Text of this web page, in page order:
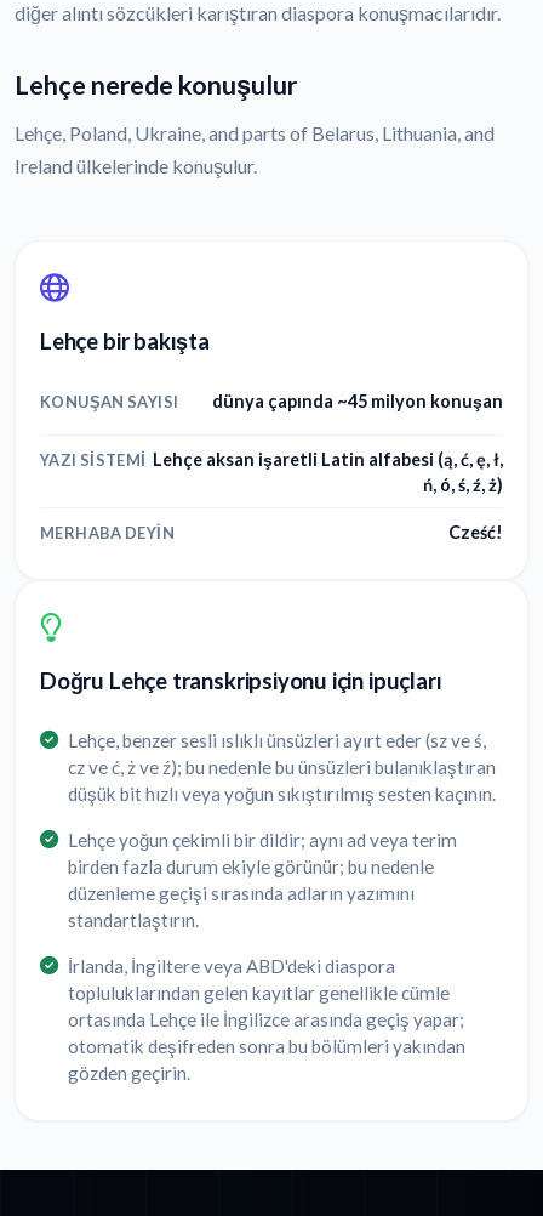
diğer alıntı sözcükleri karıştıran diaspora konuşmacılarıdır.
Lehçe nerede konuşulur
Lehçe, Poland, Ukraine, and parts of Belarus, Lithuania, and
Ireland ülkelerinde konuşulur.
Lehçe bir bakışta
KONUŞAN SAYISI dünya çapında ~45 milyon konuşan
YAZI SISTEMI Lehçe aksan işaretli Latin alfabesi (ą, ć, ę, ł,
ń, ó, ś, ź, ż)
MERHABA DEYIN Cześć!
Doğru Lehçe transkripsiyonu için ipuçları
Lehçe, benzer sesli ıslıklı ünsüzleri ayırt eder (sz ve ś,
cz ve ć, ż ve ź); bu nedenle bu ünsüzleri bulanıklaştıran
düşük bit hızlı veya yoğun sıkıştırılmış sesten kaçının.
Lehçe yoğun çekimli bir dildir; aynı ad veya terim
birden fazla durum ekiyle görünür; bu nedenle
düzenleme geçişi sırasında adların yazımını
standartlaştırın.
İrlanda, İngiltere veya ABD'deki diaspora
topluluklarından gelen kayıtlar genellikle cümle
ortasında Lehçe ile İngilizce arasında geçiş yapar;
otomatik deşifreden sonra bu bölümleri yakından
gözden geçirin.